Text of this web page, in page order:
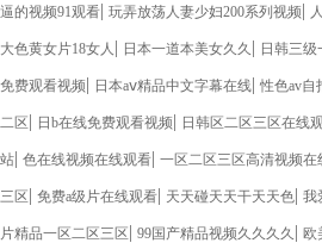
逼的视频91观看| 玩弄放荡人妻少妇200系列视频|
大色黄女片18女人 | 日本一道本美女久久 | 日韩三
免费观看视频| 日本aⅴ精品中文字幕在线| 性色av自
二区| 日b在线免费观看视频| 日韩区二区三区在线
站| 色在线视频在线观看| 一区二区三区高清视频在
三区| 免费a级片在线观看| 天天碰天天干天天色| 我
片精品一区二区三区| 99国产精品视频久久久久 | 欧